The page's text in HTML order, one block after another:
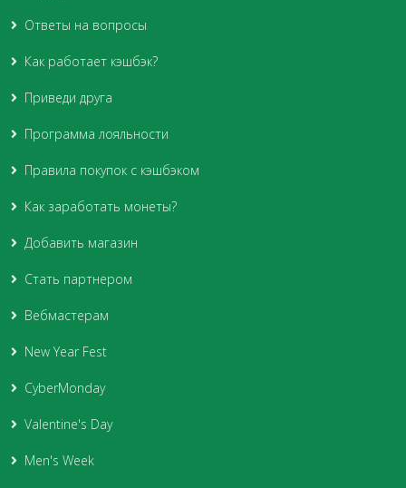
Ответы на вопросы
Как работает кэшбэк?
Приведи друга
Программа лояльности
Правила покупок с кэшбэком
Как заработать монеты?
Добавить магазин
Стать партнером
Вебмастерам
New Year Fest
CyberMonday
Valentine's Day
Men's Week